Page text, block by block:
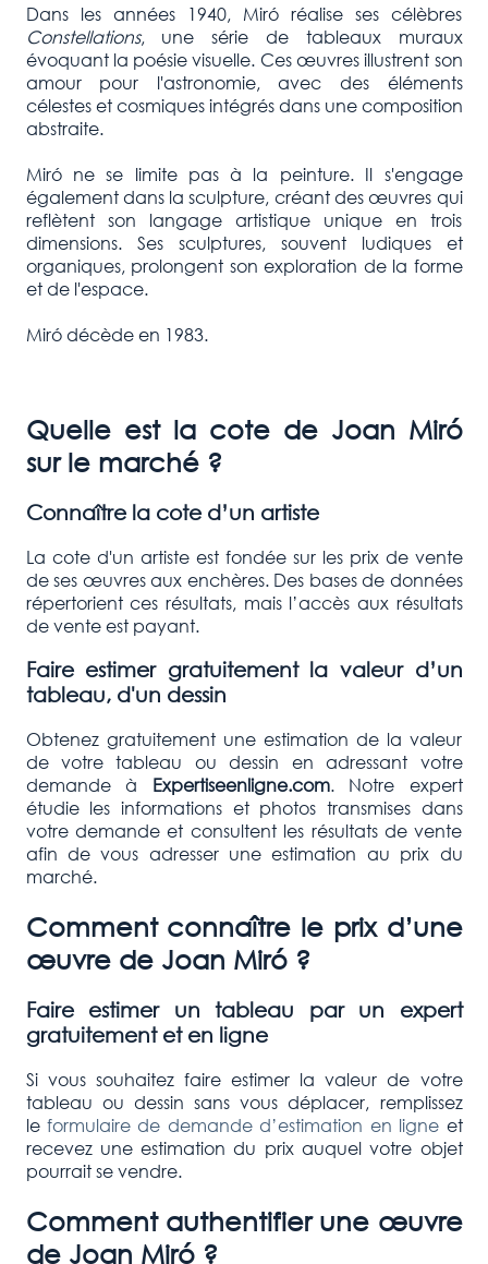
Dans les années 1940, Miró réalise ses célèbres
Constellations, une série de tableaux muraux
évoquant la poésie visuelle. Ces œuvres illustrent son
amour pour l'astronomie, avec des éléments
célestes et cosmiques intégrés dans une composition
abstraite.
Miró ne se limite pas à la peinture. Il s'engage
également dans la sculpture, créant des œuvres qui
reflètent son langage artistique unique en trois
dimensions. Ses sculptures, souvent ludiques et
organiques, prolongent son exploration de la forme
et de l'espace.
Miró décède en 1983.
Quelle est la cote de Joan Miró
sur le marché ?
Connaître la cote d’un artiste
La cote d'un artiste est fondée sur les prix de vente
de ses œuvres aux enchères. Des bases de données
répertorient ces résultats, mais l’accès aux résultats
de vente est payant.
Faire estimer gratuitement la valeur d’un
tableau, d'un dessin
Obtenez gratuitement une estimation de la valeur
de votre tableau ou dessin en adressant votre
demande à Expertiseenligne.com. Notre expert
étudie les informations et photos transmises dans
votre demande et consultent les résultats de vente
afin de vous adresser une estimation au prix du
marché.
Comment connaître le prix d’une
œuvre de Joan Miró?
Faire estimer un tableau par un expert
gratuitement et en ligne
Si vous souhaitez faire estimer la valeur de votre
tableau ou dessin sans vous déplacer, remplissez
leformulaire de demande d’estimation en ligne et
recevez une estimation du prix auquel votre objet
pourrait se vendre.
Comment authentifier une œuvre
de Joan Miró?